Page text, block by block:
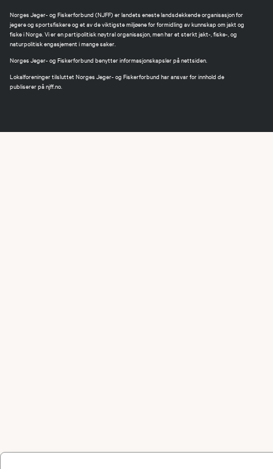
Norges Jeger- og Fiskerforbund (NJFF) er landets eneste landsdekkende organisasjon for
jegere og sportsfiskere og et av de viktigste miljøene for formidling av kunnskap om jakt og
fiske i Norge. Vi er en partipolitisk nøytral organisasjon, men har et sterkt jakt-, fiske-, og
naturpolitisk engasjement i mange saker.
Norges Jeger- og Fiskerforbund benytter informasjonskapsler på nettsiden.
Lokalforeninger tilsluttet Norges Jeger- og Fiskerforbund har ansvar for innhold de
publiserer på njff.no.